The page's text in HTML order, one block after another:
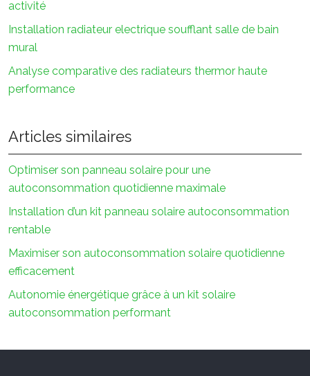
activité
Installation radiateur electrique soufflant salle de bain
mural
Analyse comparative des radiateurs thermor haute
performance
Articles similaires
Optimiser son panneau solaire pour une
autoconsommation quotidienne maximale
Installation d’un kit panneau solaire autoconsommation
rentable
Maximiser son autoconsommation solaire quotidienne
efficacement
Autonomie énergétique grâce à un kit solaire
autoconsommation performant